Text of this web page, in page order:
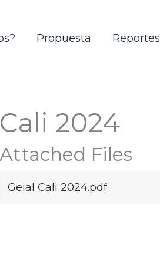
Propuesta Reportes
Cali 2024
Attached Files
Geial Cali 2024.pdf